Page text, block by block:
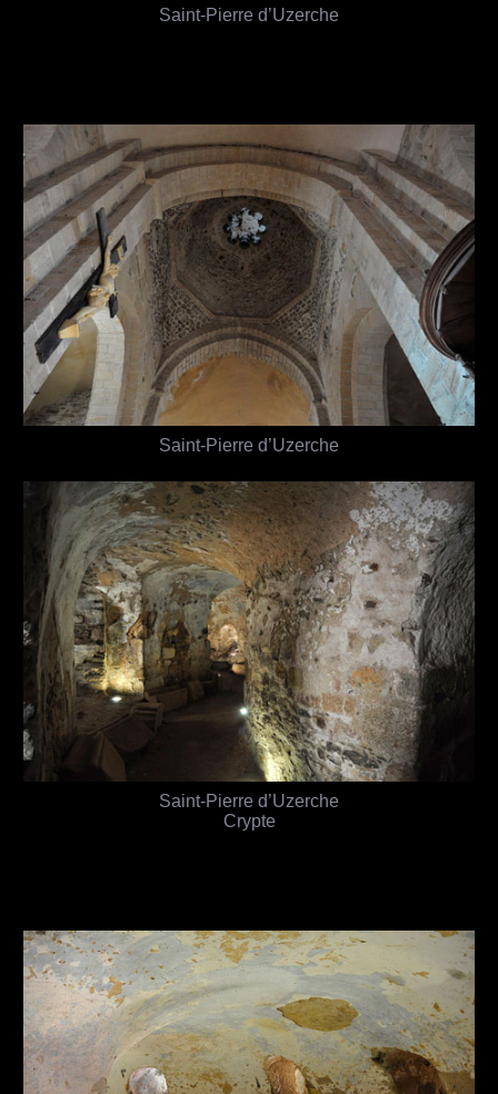
Saint-Pierre d’Uzerche
Saint-Pierre d’Uzerche
Saint-Pierre d’Uzerche
Crypte